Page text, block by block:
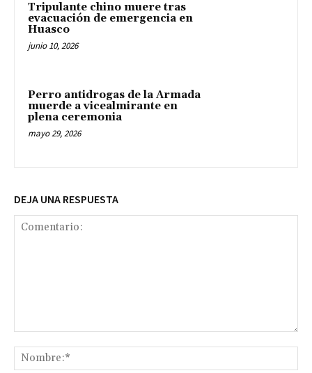
Tripulante chino muere tras
evacuación de emergencia en
Huasco
junio 10, 2026
Perro antidrogas de la Armada
muerde a vicealmirante en
plena ceremonia
mayo 29, 2026
DEJA UNA RESPUESTA